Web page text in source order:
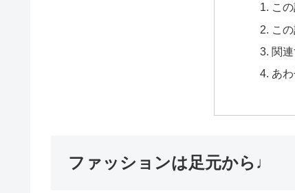
こ
こ
関
あ
ファッションは足元から♩